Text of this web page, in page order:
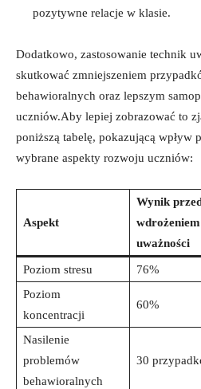
pozytywne relacje w klasie.
Dodatkowo,‌ zastosowanie technik
skutkować zmniejszeniem
behawioralnych oraz lepszym
uczniów.Aby lepiej zobrazować to‍
poniższą tabelę, pokazującą wpływ
wybrane aspekty rozwoju uczniów:
Aspekt
Wynik
wdrożeniem
⁣uważności
Poziom ⁢stresu 76%
Poziom
koncentracji
60%
Nasilenie
problemów⁣
behawioralnych
30